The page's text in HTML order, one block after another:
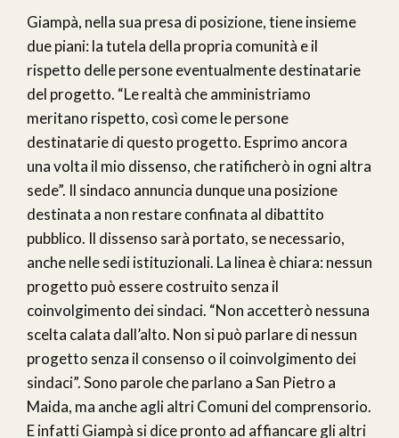
Giampà, nella sua presa di posizione, tiene insieme
due piani: la tutela della propria comunità e il
rispetto delle persone eventualmente destinatarie
del progetto. “Le realtà che amministriamo
meritano rispetto, così come le persone
destinatarie di questo progetto. Esprimo ancora
una volta il mio dissenso, che ratificherò in ogni altra
sede”. Il sindaco annuncia dunque una posizione
destinata a non restare confinata al dibattito
pubblico. Il dissenso sarà portato, se necessario,
anche nelle sedi istituzionali. La linea è chiara: nessun
progetto può essere costruito senza il
coinvolgimento dei sindaci. “Non accetterò nessuna
scelta calata dall’alto. Non si può parlare di nessun
progetto senza il consenso o il coinvolgimento dei
sindaci”. Sono parole che parlano a San Pietro a
Maida, ma anche agli altri Comuni del comprensorio.
E infatti Giampà si dice pronto ad affiancare gli altri